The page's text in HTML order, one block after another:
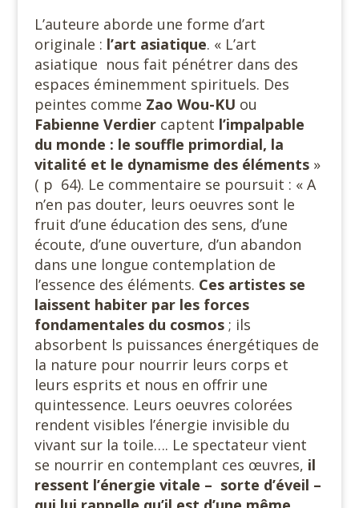
L’auteure aborde une forme d’art
originale : l’art asiatique. « L’art
asiatique nous fait pénétrer dans des
espaces éminemment spirituels. Des
peintes comme Zao Wou-KU ou
Fabienne Verdiercaptent l’impalpable
du monde : le souffle primordial, la
vitalité et le dynamisme des éléments»
( p 64). Le commentaire se poursuit : « A
n’en pas douter, leurs oeuvres sont le
fruit d’une éducation des sens, d’une
écoute, d’une ouverture, d’un abandon
dans une longue contemplation de
l’essence des éléments. Ces artistes se
laissent habiter par les forces
fondamentales du cosmos; ils
absorbent ls puissances énergétiques de
la nature pour nourrir leurs corps et
leurs esprits et nous en offrir une
quintessence. Leurs oeuvres colorées
rendent visibles l’énergie invisible du
vivant sur la toile…. Le spectateur vient
se nourrir en contemplant ces œuvres, il
ressent l’énergie vitale – sorte d’éveil –